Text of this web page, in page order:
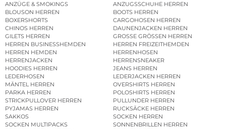
ANZÜGE & SMOKINGS
ANZUGSSCHUHE HERREN
BLOUSON HERREN
BOOTS HERREN
BOXERSHORTS
CARGOHOSEN HERREN
CHINOS HERREN
DAUNENJACKEN HERREN
GILETS HERREN
GROSSE GRÖSSEN HERREN
HERREN BUSINESSHEMDEN
HERREN FREIZEITHEMDEN
HERREN HEMDEN
HERRENHOSEN
HERRENJACKEN
HERRENSNEAKER
HOODIES HERREN
JEANS HERREN
LEDERHOSEN
LEDERJACKEN HERREN
MÄNTEL HERREN
OVERSHIRTS HERREN
PARKA HERREN
POLOSHIRTS HERREN
STRICKPULLOVER HERREN
PULLUNDER HERREN
PYJAMAS HERREN
RUCKSÄCKE HERREN
SAKKOS
SOCKEN HERREN
SOCKEN MULTIPACKS
SONNENBRILLEN HERREN